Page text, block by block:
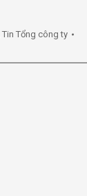
Tin Tổng công ty